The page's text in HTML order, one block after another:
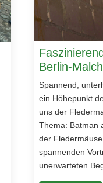
Berlin-
Spannend,
ein Höhepunkt
uns der
Thema: Batman
der
spannenden
unerwarteten